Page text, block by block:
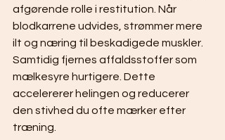
afgørende rolle i restitution. Når
blodkarrene udvides, strømmer mere
ilt og næring til beskadigede muskler.
Samtidig fjernes affaldsstoffer som
mælkesyre hurtigere. Dette
accelererer helingen og reducerer
den stivhed du ofte mærker efter
træning.